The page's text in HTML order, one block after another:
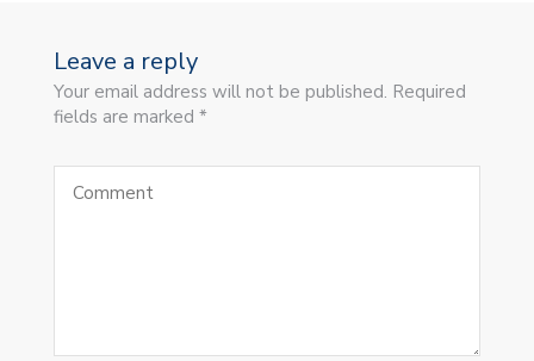
Leave a reply
Your email address will not be published. Required
fields are marked *